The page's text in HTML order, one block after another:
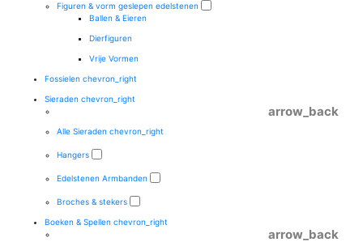
Figuren & vorm geslepen edelstenen
Ballen & Eieren
Dierfiguren
Vrije Vormen
Fossielen chevron_right
Sieraden chevron_right
arrow_back
Alle Sieraden chevron_right
Hangers
Edelstenen Armbanden
Broches & stekers
Boeken & Spellen chevron_right
arrow_back